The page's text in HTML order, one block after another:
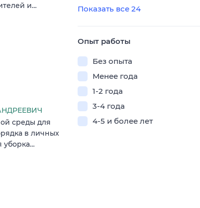
и…
среды для
в личных
уборка…
Показать все 24
Опыт работы
Без опыта
Менее года
1-2 года
3-4 года
4-5 и более лет